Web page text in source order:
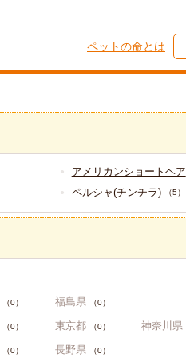
ペットの命とは
アメリカンショートヘア
ペルシャ(チンチラ) （5）
（0） 福島県 （0）
（0） 東京都 （0） 神奈川県
（0） 長野県 （0）